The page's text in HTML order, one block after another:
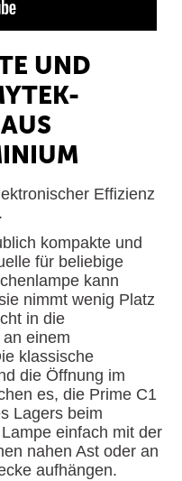
UND
Effizienz
kompakte und
für beliebige
kann
nimmt wenig Platz
in die
einem
klassische
die Öffnung im
es, die Prime C1
Lagers beim
einfach mit der
nahen Ast oder an
aufhängen.